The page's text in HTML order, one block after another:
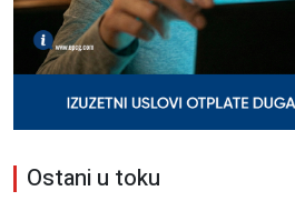
Ostani u toku